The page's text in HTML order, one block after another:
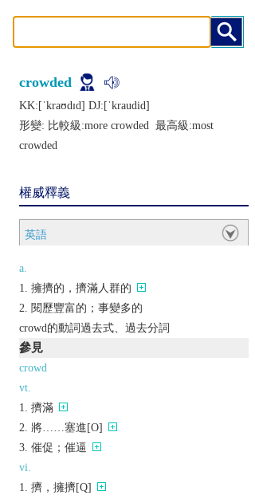
crowded
KK:[ˈkraʊdɪd] DJ:[ˈkraudid]
形變: 比較級:more crowded 最高級:most
crowded
權威釋義
英語
a.
擁擠的，擠滿人群的
閱歷豐富的；事變多的
crowd的動詞過去式、過去分詞
參見
crowd
vt.
擠滿
將……塞進[O]
催促；催逼
vi.
擠，擁擠[Q]